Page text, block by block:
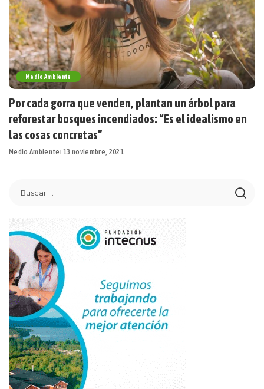
Medio Ambiente
Por cada gorra que venden, plantan un árbol para
reforestar bosques incendiados: “Es el idealismo en
las cosas concretas”
Medio Ambiente 13 noviembre, 2021